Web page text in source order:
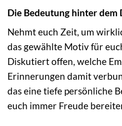
Die Bedeutung hinter dem
Nehmt euch Zeit, um
das gewählte Motiv für
Diskutiert offen, welche
Erinnerungen damit
das eine tiefe persönliche
euch immer Freude